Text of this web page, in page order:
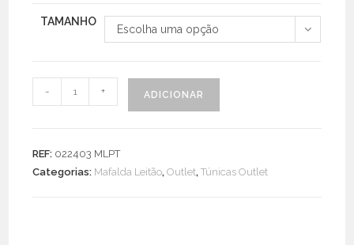
TAMANHO
Escolha uma opção
de
- + ADICIONAR
REF: 022403 MLPT
Categorias: Mafalda Leitão,Outlet,Túnicas Outlet